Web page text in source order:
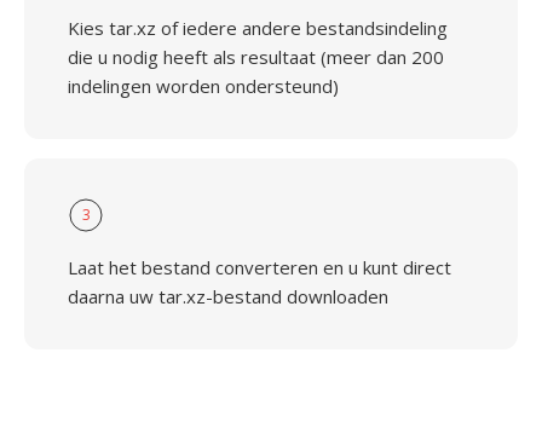
Kies tar.xz of iedere andere bestandsindeling
die u nodig heeft als resultaat (meer dan 200
indelingen worden ondersteund)
3
Laat het bestand converteren en u kunt direct
daarna uw tar.xz-bestand downloaden